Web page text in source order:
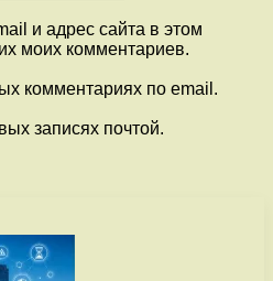
и адрес сайта в этом
моих комментариев.
комментариях по email.
записях почтой.